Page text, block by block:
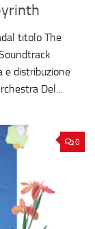
titolo The
e distribuzione
Del...
0